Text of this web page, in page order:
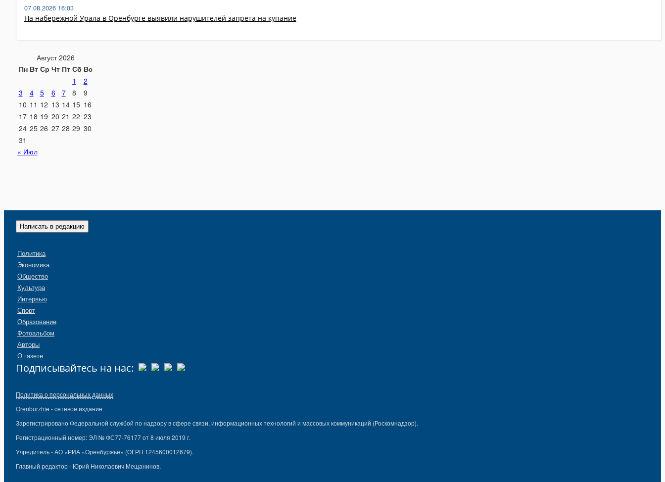
На набережной Урала в Оренбурге выявили нарушителей запрета на купание
07.08.2026 16:03
Август 2026
Пн Вт Ср Чт Пт Сб Вс
1
2
3
4 5 6 7 8
9
10 11 12 13 14 15 16
17 18 19 20 21 22 23
24 25 26 27 28 29 30
31
« Июл
Написать в редакцию
Политика
Экономика
Общество
Культура
Интервью
Спорт
Образование
Фотоальбом
Авторы
О газете
Подписывайтесь на нас:
Политика о персональных данных
Orenburzhie - сетевое издание
Зарегистрировано Федеральной службой по надзору в сфере связи, информационных технологий и массовых коммуникаций (Роскомнадзор).
Регистрационный номер: ЭЛ № ФС77-76177 от 8 июля 2019 г.
Учредитель - АО «РИА «Оренбуржье» (ОГРН 1245600012679).
Главный редактор - Юрий Николаевич Мещанинов.